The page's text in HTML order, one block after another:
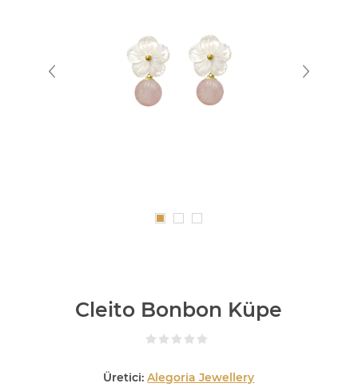
Cleito Bonbon Küpe
Üretici: Alegoria Jewellery